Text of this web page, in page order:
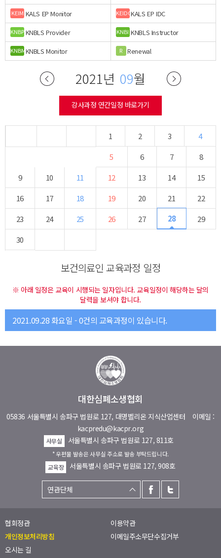
KEIM KALS EP Monitor KEIDCKALS EP IDC
KNBPKNBLS Provider KNBI KNBLS Instructor
KNBMKNBLS Monitor R Renewal
2021년 09월
강사과정 연간일정 바로가기
1 2 3
4
5
6 7
8
9
10 11 12 13 14
15
16
17 18 19 20 21
22
23
24 25 26 27 28
29
30
보건의료인 교육과정 일정
※ 아래 일정은 교육이 시행되는 일자입니다. 교육일정이 해당하는 달의
달력을 보셔야 합니다.
2021.09.28 화요일 - 0건의 교육과정이 있습니다.
대한심폐소생협회
05836 서울특별시 송파구 법원로 127, 대명벨리온 지식산업센터 이메일 :
kacpredu@kacpr.org
사무실 서울특별시 송파구 법원로 127, 811호
* 우편물 발송은 사무실 주소로 발송 부탁드립니다.
교육장
서울특별시 송파구 법원로 127, 908호
협회정관
이용약관
개인정보처리방침
이메일주소무단수집거부
오시는 길